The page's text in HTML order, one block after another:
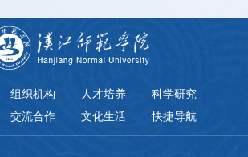
组织机构 人才培养
科学研究
交流合作 文化生活 快捷导航